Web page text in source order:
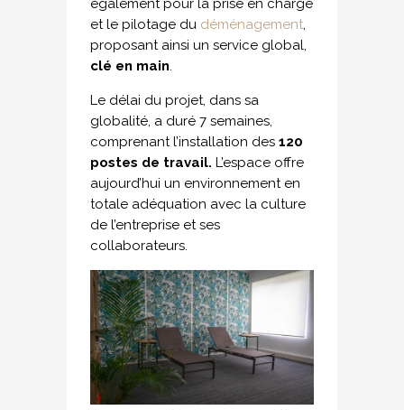
également pour la prise en charge
et le pilotage du déménagement,
proposant ainsi un service global,
clé en main.
Le délai du projet, dans sa
globalité, a duré 7 semaines,
comprenant l’installation des 120
postes de travail. L’espace offre
aujourd’hui un environnement en
totale adéquation avec la culture
de l’entreprise et ses
collaborateurs.